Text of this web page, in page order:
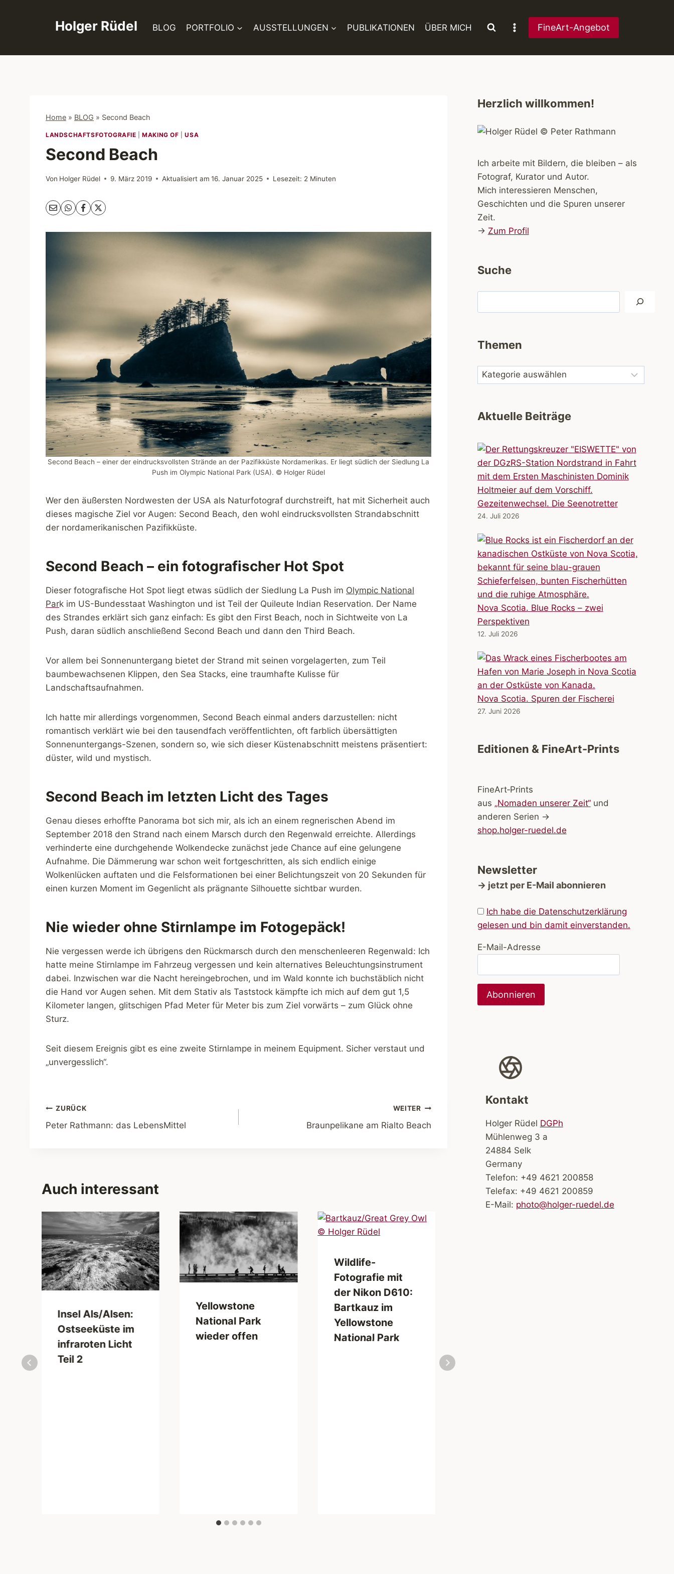
Holger Rüdel BLOG PORTFOLIO AUSSTELLUNGEN PUBLIKATIONEN ÜBER MICH FineArt-Angebot
Home » BLOG » Second Beach
LANDSCHAFTSFOTOGRAFIE |MAKING OF |USA
Second Beach
Von Holger Rüdel 9. März 2019 Aktualisiert am 16. Januar 2025 Lesezeit: 2 Minuten
Second Beach – einer der eindrucksvollsten Strände an der Pazifikküste Nordamerikas. Er liegt südlich der Siedlung La
Push im Olympic National Park (USA). © Holger Rüdel
Wer den äußersten Nordwesten der USA als Naturfotograf durchstreift, hat mit Sicherheit auch
dieses magische Ziel vor Augen: Second Beach, den wohl eindrucksvollsten Strandabschnitt
der nordamerikanischen Pazifikküste.
Second Beach – ein fotografischer Hot Spot
Dieser fotografische Hot Spot liegt etwas südlich der Siedlung La Push im Olympic National
Park im US-Bundesstaat Washington und ist Teil der Quileute Indian Reservation. Der Name
des Strandes erklärt sich ganz einfach: Es gibt den First Beach, noch in Sichtweite von La
Push, daran südlich anschließend Second Beach und dann den Third Beach.
Vor allem bei Sonnenuntergang bietet der Strand mit seinen vorgelagerten, zum Teil
baumbewachsenen Klippen, den Sea Stacks, eine traumhafte Kulisse für
Landschaftsaufnahmen.
Ich hatte mir allerdings vorgenommen, Second Beach einmal anders darzustellen: nicht
romantisch verklärt wie bei den tausendfach veröffentlichten, oft farblich übersättigten
Sonnenuntergangs-Szenen, sondern so, wie sich dieser Küstenabschnitt meistens präsentiert:
düster, wild und mystisch.
Second Beach im letzten Licht des Tages
Genau dieses erhoffte Panorama bot sich mir, als ich an einem regnerischen Abend im
September 2018 den Strand nach einem Marsch durch den Regenwald erreichte. Allerdings
verhinderte eine durchgehende Wolkendecke zunächst jede Chance auf eine gelungene
Aufnahme. Die Dämmerung war schon weit fortgeschritten, als sich endlich einige
Wolkenlücken auftaten und die Felsformationen bei einer Belichtungszeit von 20 Sekunden für
einen kurzen Moment im Gegenlicht als prägnante Silhouette sichtbar wurden.
Nie wieder ohne Stirnlampe im Fotogepäck!
Nie vergessen werde ich übrigens den Rückmarsch durch den menschenleeren Regenwald: Ich
hatte meine Stirnlampe im Fahrzeug vergessen und kein alternatives Beleuchtungsinstrument
dabei. Inzwischen war die Nacht hereingebrochen, und im Wald konnte ich buchstäblich nicht
die Hand vor Augen sehen. Mit dem Stativ als Taststock kämpfte ich mich auf dem gut 1,5
Kilometer langen, glitschigen Pfad Meter für Meter bis zum Ziel vorwärts – zum Glück ohne
Sturz.
Seit diesem Ereignis gibt es eine zweite Stirnlampe in meinem Equipment. Sicher verstaut und
„unvergesslich“.
Beitragsnavigation
ZURÜCK
Peter Rathmann: das LebensMittel
WEITER
Braunpelikane am Rialto Beach
Auch interessant
Insel Als/Alsen:
Ostseeküste im
infraroten Licht
Teil 2
Yellowstone
National Park
wieder offen
Wildlife-
Fotografie mit
der Nikon D610:
Bartkauz im
Yellowstone
National Park
Herzlich willkommen!
Ich arbeite mit Bildern, die bleiben – als
Fotograf, Kurator und Autor.
Mich interessieren Menschen,
Geschichten und die Spuren unserer
Zeit.
→ Zum Profil
Suche
Themen
Aktuelle Beiträge
Gezeitenwechsel. Die Seenotretter
24. Juli 2026
Nova Scotia. Blue Rocks – zwei
Perspektiven
12. Juli 2026
Nova Scotia. Spuren der Fischerei
27. Juni 2026
Editionen & FineArt-Prints
FineArt‑Prints
aus „Nomaden unserer Zeit“und
anderen Serien →
shop.holger-ruedel.de
Newsletter
→ jetzt per E-Mail abonnieren
Ich habe die Datenschutzerklärung
gelesen und bin damit einverstanden.
E-Mail-Adresse
Kontakt
Holger Rüdel DGPh
Mühlenweg 3 a
24884 Selk
Germany
Telefon: +49 4621 200858
Telefax: +49 4621 200859
E-Mail: photo@holger-ruedel.de